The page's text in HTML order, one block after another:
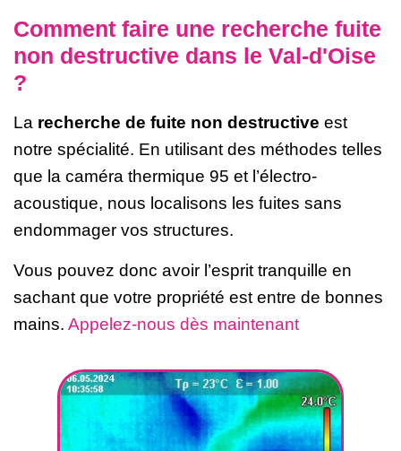
Comment faire une recherche fuite
non destructive dans le Val-d'Oise
?
La recherche de fuite non destructive est
notre spécialité. En utilisant des méthodes telles
que la caméra thermique 95 et l’électro-
acoustique, nous localisons les fuites sans
endommager vos structures.
Vous pouvez donc avoir l’esprit tranquille en
sachant que votre propriété est entre de bonnes
mains. Appelez-nous dès maintenant